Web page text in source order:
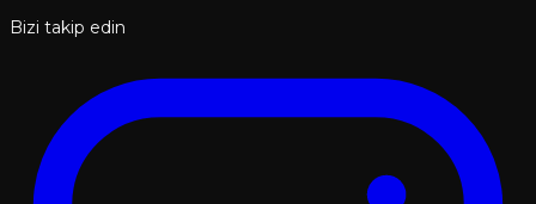
Bizi takip edin